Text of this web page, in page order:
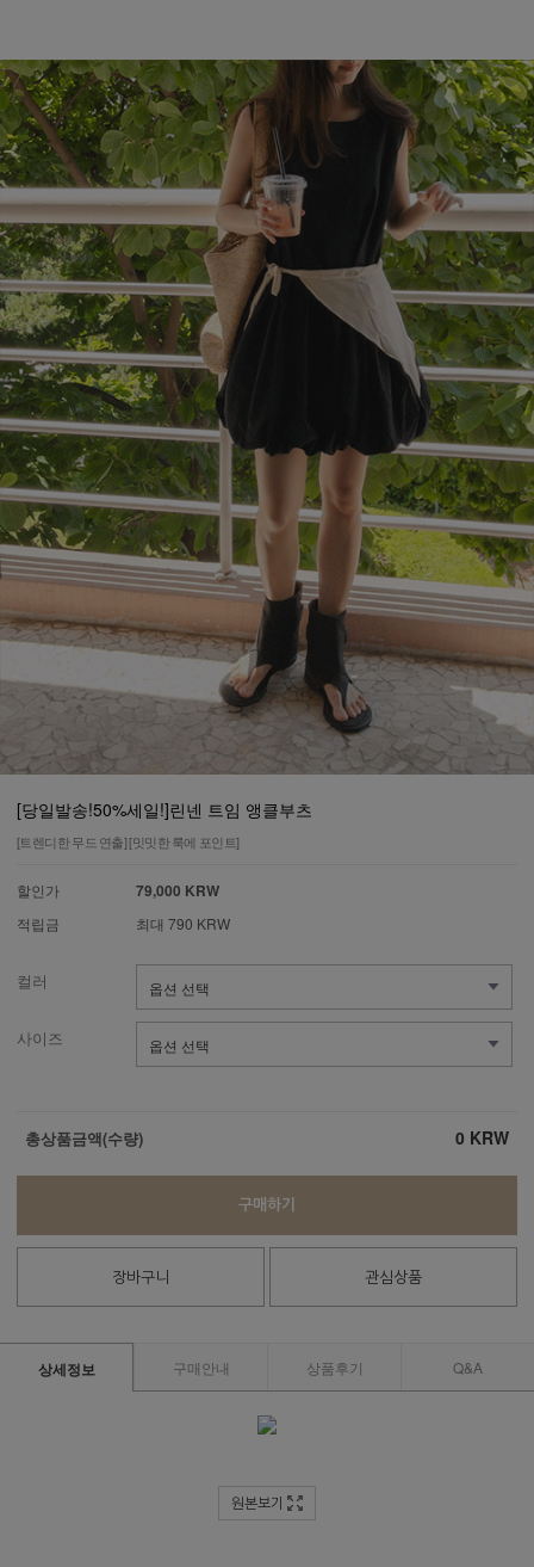
[당일발송!50%세일!]린넨 트임 앵클부츠
[트렌디한 무드 연출] [밋밋한 룩에 포인트]
할인가 79,000 KRW
적립금 최대 790 KRW
컬러
사이즈
총상품금액(수량) 0 KRW
구매하기
장바구니 관심상품
상세정보 구매안내 상품후기 Q&A
원본보기